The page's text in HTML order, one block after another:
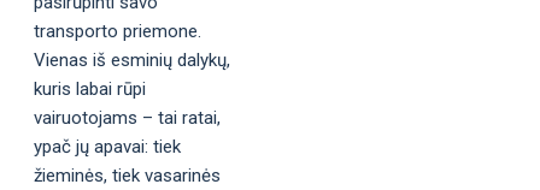
transporto priemone.
Vienas iš esminių dalykų,
kuris labai rūpi
vairuotojams – tai ratai,
ypač jų apavai: tiek
žieminės, tiek vasarinės